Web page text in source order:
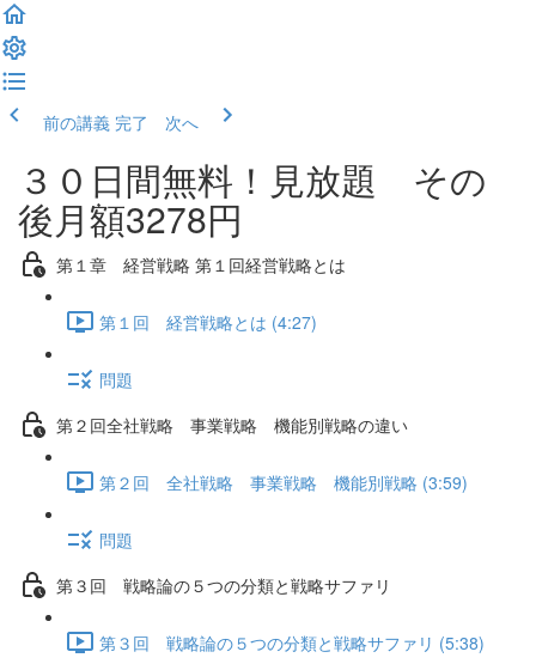
前の講義 完了 次へ
３０日間無料！見放題 その
後月額3278円
第１章 経営戦略 第１回経営戦略とは
第１回 経営戦略とは (4:27)
問題
第２回全社戦略 事業戦略 機能別戦略の違い
第２回 全社戦略 事業戦略 機能別戦略 (3:59)
問題
第３回 戦略論の５つの分類と戦略サファリ
第３回 戦略論の５つの分類と戦略サファリ (5:38)